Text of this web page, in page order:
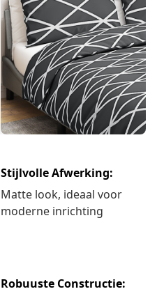
Stijlvolle Afwerking:
Matte look, ideaal voor
moderne inrichting
Robuuste Constructie: